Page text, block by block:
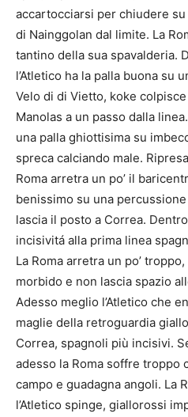
accartocciarsi per chiudere
di Nainggolan dal limite. La
tantino della sua spavalderia.
l’Atletico ha la palla buona su
Velo di di Vietto, koke
Manolas a un passo dalla
una palla ghiottisima su
spreca calciando male.
Roma arretra un po’ il
benissimo su una
lascia il posto a Correa.
incisivitá alla prima linea
La Roma arretra un po’
morbido e non lascia spazio
Adesso meglio l’Atletico che
maglie della retroguardia
Correa, spagnoli più incisivi.
adesso la Roma soffre troppo
campo e guadagna angoli. La
l’Atletico spinge, giallorossi